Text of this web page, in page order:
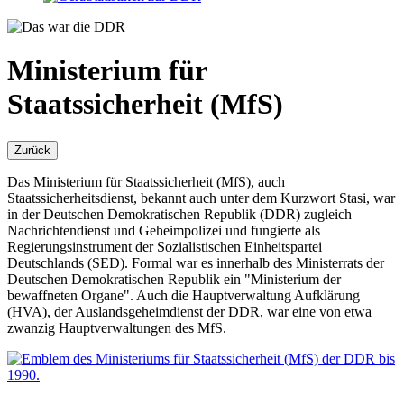
Ministerium für
Staatssicherheit (MfS)
Zurück
Das Ministerium für Staatssicherheit (MfS), auch
Staatssicherheitsdienst, bekannt auch unter dem Kurzwort Stasi, war
in der Deutschen Demokratischen Republik (DDR) zugleich
Nachrichtendienst und Geheimpolizei und fungierte als
Regierungsinstrument der Sozialistischen Einheitspartei
Deutschlands (SED). Formal war es innerhalb des Ministerrats der
Deutschen Demokratischen Republik ein "Ministerium der
bewaffneten Organe". Auch die Hauptverwaltung Aufklärung
(HVA), der Auslandsgeheimdienst der DDR, war eine von etwa
zwanzig Hauptverwaltungen des MfS.